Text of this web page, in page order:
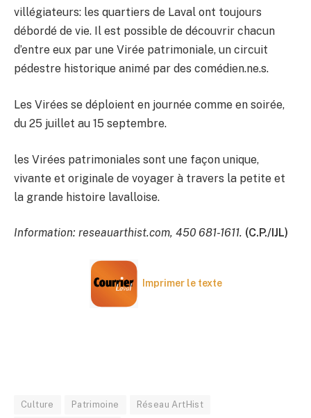
villégiateurs: les quartiers de Laval ont toujours
débordé de vie. Il est possible de découvrir chacun
d’entre eux par une Virée patrimoniale, un circuit
pédestre historique animé par des comédien.ne.s.
Les Virées se déploient en journée comme en soirée,
du 25 juillet au 15 septembre.
les Virées patrimoniales sont une façon unique,
vivante et originale de voyager à travers la petite et
la grande histoire lavalloise.
Information: reseauarthist.com, 450 681-1611. (C.P./IJL)
Imprimer le texte
Culture Patrimoine Réseau ArtHist